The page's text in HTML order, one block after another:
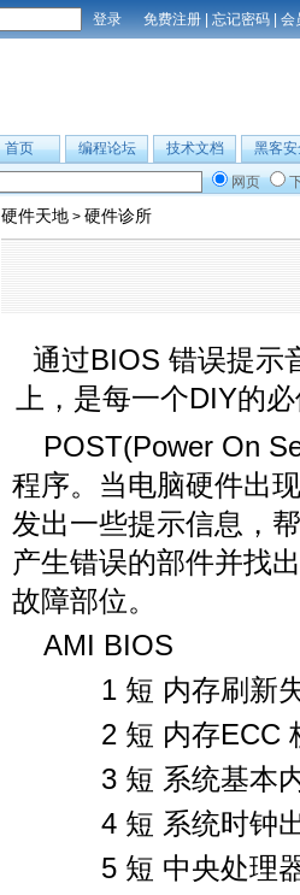
免费注册 | 忘记密码 | 会
首页 编程论坛 技术文档
黑客安
网页
硬件天地 > 硬件诊所
通过BIOS 错误提示
上，是每一个DIY的
POST(Power On
程序。当电脑硬件出
发出一些提示信息，
产生错误的部件并找
故障部位。
AMI BIOS
1 短 内存刷新
2 短 内存ECC
3 短 系统基本内
4 短 系统时钟
5 短 中央处理器